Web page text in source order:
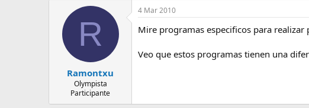
R
Ramontxu
Olympista
Participante
4 Mar 2010
Mire programas especificos para
Veo que estos programas tienen una